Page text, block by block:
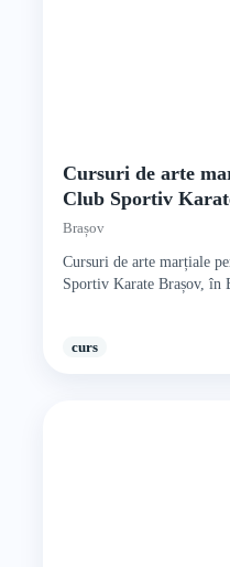
Cursuri de arte
Club Sportiv
Brașov
Cursuri de arte marțiale
Sportiv Karate Brașov, în
curs